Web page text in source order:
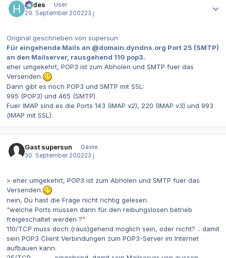
hades
User
29. September 200223 j
Original geschrieben von supersun
Für eingehende Mails an @domain.dyndns.org Port 25 (SMTP)
an den Mailserver, rausgehend 110 pop3.
eher umgekehrt, POP3 ist zum Abholen und SMTP fuer das
Versenden.
Dann gibt es noch POP3 und SMTP mit SSL:
995 (POP3) und 465 (SMTP)
Fuer IMAP sind es die Ports 143 (IMAP v2), 220 (IMAP v3) und 993
(IMAP mit SSL).
Gast supersun
Gäste
30. September 200223 j
> eher umgekehrt, POP3 ist zum Abholen und SMTP fuer das
Versenden.
nein, Du hast die Frage nicht richtig gelesen.
"welche Ports müssen dann für den reibungslosen betrieb
freigeschaltet werden ?"
110/TCP muss doch (raus)gehend möglich sein, oder nicht? .. damit
sein POP3 Client Verbindungen zum POP3-Server im Internet
aufbauen kann.